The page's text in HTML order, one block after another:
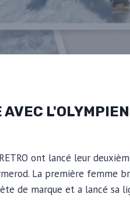
ont lancé leur
La première femme
de marque et a lancé sa